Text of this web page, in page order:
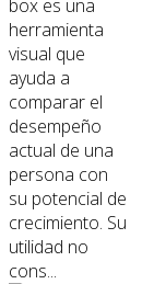
box es una
herramienta
visual que
ayuda a
comparar el
desempeño
actual de una
persona con
su potencial de
crecimiento. Su
utilidad no
cons...